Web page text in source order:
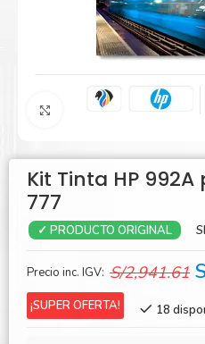
Agrandar
Kit Tinta HP
777
✓ PRODUCTO ORIGINAL
Precio inc. IGV: S/2,941.61
¡SUPER OFERTA! 18